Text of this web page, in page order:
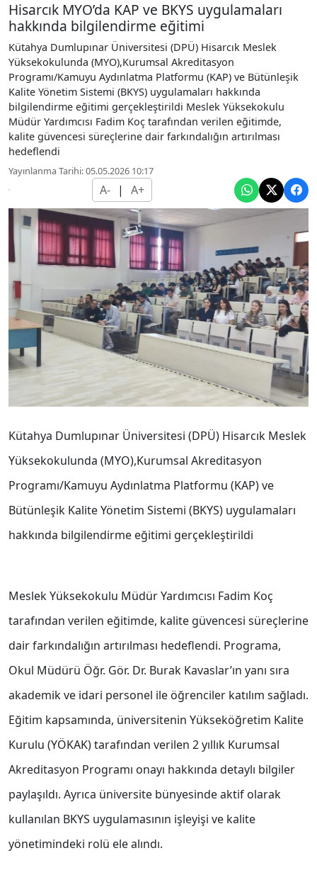
Hisarcık MYO’da KAP ve BKYS uygulamaları
hakkında bilgilendirme eğitimi
Kütahya Dumlupınar Üniversitesi (DPÜ) Hisarcık Meslek
Yüksekokulunda (MYO),Kurumsal Akreditasyon
Programı/Kamuyu Aydınlatma Platformu (KAP) ve Bütünleşik
Kalite Yönetim Sistemi (BKYS) uygulamaları hakkında
bilgilendirme eğitimi gerçekleştirildi Meslek Yüksekokulu
Müdür Yardımcısı Fadim Koç tarafından verilen eğitimde,
kalite güvencesi süreçlerine dair farkındalığın artırılması
hedeflendi
Yayınlanma Tarihi: 05.05.2026 10:17
A- | A+
Kütahya Dumlupınar Üniversitesi (DPÜ) Hisarcık Meslek
Yüksekokulunda (MYO),Kurumsal Akreditasyon
Programı/Kamuyu Aydınlatma Platformu (KAP) ve
Bütünleşik Kalite Yönetim Sistemi (BKYS) uygulamaları
hakkında bilgilendirme eğitimi gerçekleştirildi
Meslek Yüksekokulu Müdür Yardımcısı Fadim Koç
tarafından verilen eğitimde, kalite güvencesi süreçlerine
dair farkındalığın artırılması hedeflendi. Programa,
Okul Müdürü Öğr. Gör. Dr. Burak Kavaslar’ın yanı sıra
akademik ve idari personel ile öğrenciler katılım sağladı.
Eğitim kapsamında, üniversitenin Yükseköğretim Kalite
Kurulu (YÖKAK) tarafından verilen 2 yıllık Kurumsal
Akreditasyon Programı onayı hakkında detaylı bilgiler
paylaşıldı. Ayrıca üniversite bünyesinde aktif olarak
kullanılan BKYS uygulamasının işleyişi ve kalite
yönetimindeki rolü ele alındı.